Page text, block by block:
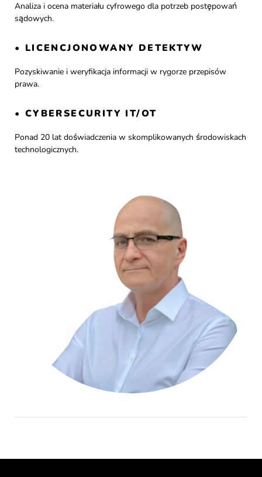
Analiza i ocena materiału cyfrowego dla potrzeb postępowań
sądowych.
• LICENCJONOWANY DETEKTYW
Pozyskiwanie i weryfikacja informacji w rygorze przepisów
prawa.
• CYBERSECURITY IT/OT
Ponad 20 lat doświadczenia w skomplikowanych środowiskach
technologicznych.